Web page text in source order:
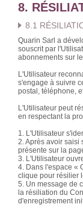
8.
8.1
Quarin Sarl a
souscrit par
abonnements sur
L'Utilisateur
s'engage à suivre
postal, téléphone,
L'Utilisateur peut
en respectant la
1. L'Utilisateur
2. Après avoir saisi
présente sur la
3. L'Utilisateur
4. Dans l'espace «
clique pour résilier
5. Un message de
la résiliation du
d'enregistrement